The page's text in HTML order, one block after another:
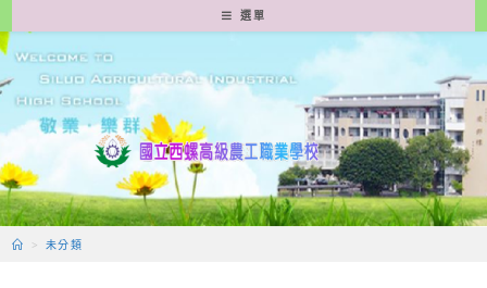
轉
至
要
容
選單
> 未分類